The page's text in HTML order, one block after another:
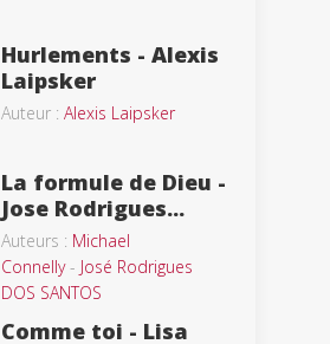
Hurlements - Alexis
Laipsker
Auteur : Alexis Laipsker
La formule de Dieu -
Jose Rodrigues...
Auteurs : Michael
Connelly- José Rodrigues
DOS SANTOS
Comme toi - Lisa